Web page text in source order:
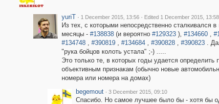
yuriT · 1 December 2015, 13:56 · Edited 1 December 2015, 13:58
Из тех, с которыми непосредственно сталкивался в
месяцы - #138838(и вероятно #129323), #134660,
#134748, #390819, #134684, #390828, #390823.
"рука бойцов колоть устала" ;-) .....
Это только те, в которых годы удается определить
объективным признакам (обычно новые
номера или номера на домах)
begemout · 3 December 2015, 09:10
Спасибо. Но самое лучшее было бы - хотя бы